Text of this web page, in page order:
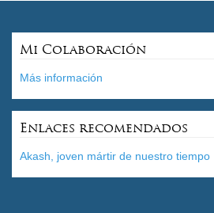
Mi Colaboración
Más información
Enlaces recomendados
Akash, joven mártir de nuestro tiempo